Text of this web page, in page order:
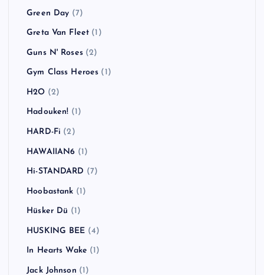
Green Day (7)
Greta Van Fleet (1)
Guns N' Roses(2)
Gym Class Heroes (1)
H2O (2)
Hadouken! (1)
HARD-Fi (2)
HAWAIIAN6 (1)
Hi-STANDARD (7)
Hoobastank (1)
Hüsker Dü (1)
HUSKING BEE (4)
In Hearts Wake (1)
Jack Johnson (1)